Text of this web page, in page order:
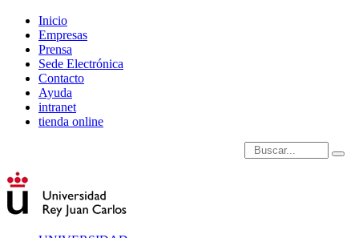
Inicio
Empresas
Prensa
Sede Electrónica
Contacto
Ayuda
intranet
tienda online
Introduce términos de